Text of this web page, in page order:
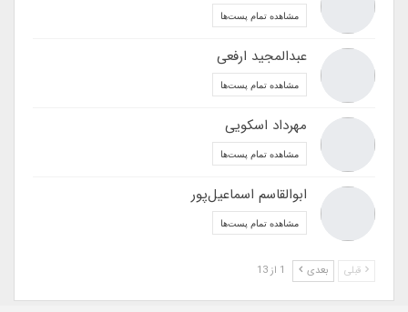
مشاهده تمام پست‌ها
عبدالمجید ارفعی
مشاهده تمام پست‌ها
مهرداد اسکویی
مشاهده تمام پست‌ها
ابوالقاسم اسماعیل‌پور
مشاهده تمام پست‌ها
قبلی بعدی